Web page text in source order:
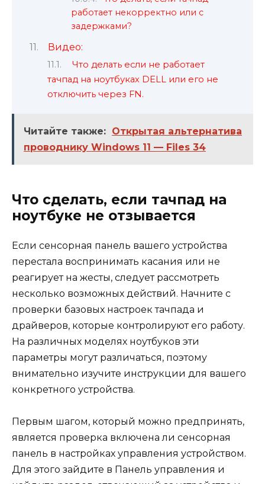
работает некорректно или с
задержками?
Видео:
Что делать если не работает
тачпад на ноутбуках DELL или его не
отключить через FN.
Читайте также: Открытая альтернатива
проводнику Windows 11 — Files 34
Что сделать, если тачпад на
ноутбуке не отзывается
Если сенсорная панель вашего устройства
перестала воспринимать касания или не
реагирует на жесты, следует рассмотреть
несколько возможных действий. Начните с
проверки базовых настроек тачпада и
драйверов, которые контролируют его работу.
На различных моделях ноутбуков эти
параметры могут различаться, поэтому
внимательно изучите инструкции для вашего
конкретного устройства.
Первым шагом, который можно предпринять,
является проверка включена ли сенсорная
панель в настройках управления устройством.
Для этого зайдите в Панель управления и